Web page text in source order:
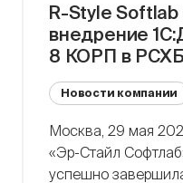
R-Style
внедрение
8 КОРП в РСХБ
месяцев
Новости компании
Москва, 29 мая
«Эр-Стайл
успешно